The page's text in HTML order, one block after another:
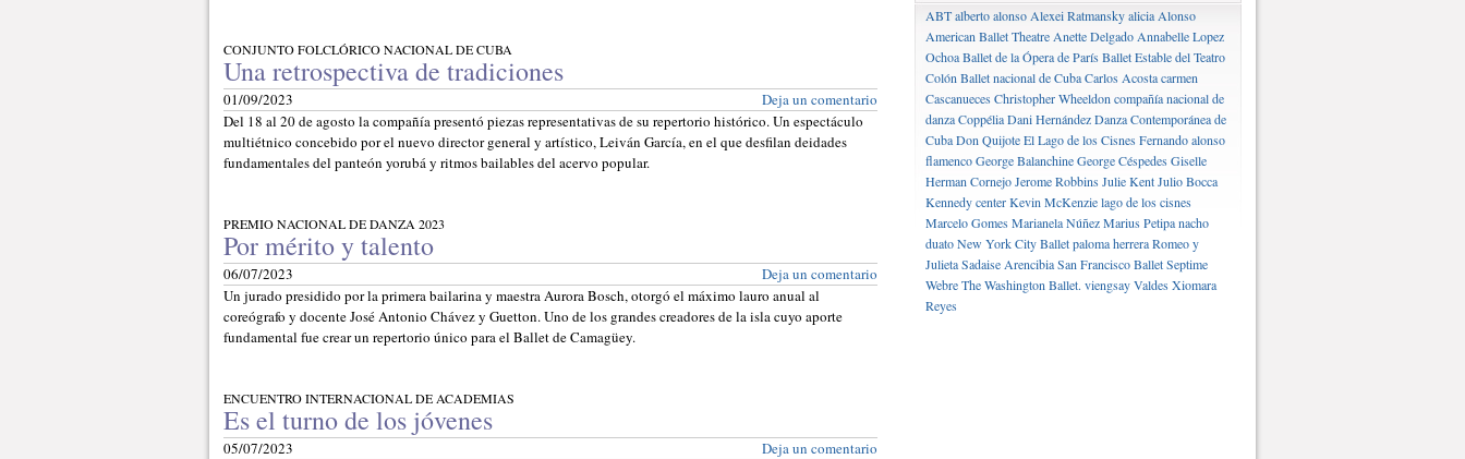
CONJUNTO FOLCLÓRICO NACIONAL DE CUBA
Una retrospectiva de tradiciones
01/09/2023
Deja un comentario
Del 18 al 20 de agosto la compañía presentó piezas representativas de su repertorio histórico. Un espectáculo
multiétnico concebido por el nuevo director general y artístico, Leiván García, en el que desfilan deidades
fundamentales del panteón yorubá y ritmos bailables del acervo popular.
PREMIO NACIONAL DE DANZA 2023
Por mérito y talento
06/07/2023
Deja un comentario
Un jurado presidido por la primera bailarina y maestra Aurora Bosch, otorgó el máximo lauro anual al
coreógrafo y docente José Antonio Chávez y Guetton. Uno de los grandes creadores de la isla cuyo aporte
fundamental fue crear un repertorio único para el Ballet de Camagüey.
ENCUENTRO INTERNACIONAL DE ACADEMIAS
Es el turno de los jóvenes
05/07/2023
Deja un comentario
ABTalberto alonso Alexei Ratmanskyalicia Alonso
American Ballet Theatre Anette Delgado Annabelle Lopez
OchoaBallet de la Ópera de ParísBallet Estable del Teatro
Colón Ballet nacional de CubaCarlos Acostacarmen
CascanuecesChristopher Wheeldon compañía nacional de
danzaCoppéliaDani HernándezDanza Contemporánea de
CubaDon QuijoteEl Lago de los CisnesFernando alonso
flamencoGeorge BalanchineGeorge CéspedesGiselle
Herman CornejoJerome RobbinsJulie KentJulio Bocca
Kennedy centerKevin McKenzielago de los cisnes
Marcelo GomesMarianela NúñezMarius Petipanacho
duatoNew York City Balletpaloma herreraRomeo y
JulietaSadaise ArencibiaSan Francisco BalletSeptime
WebreThe Washington Ballet. viengsay ValdesXiomara
Reyes